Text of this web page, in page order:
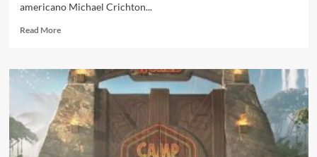
americano Michael Crichton...
Read More